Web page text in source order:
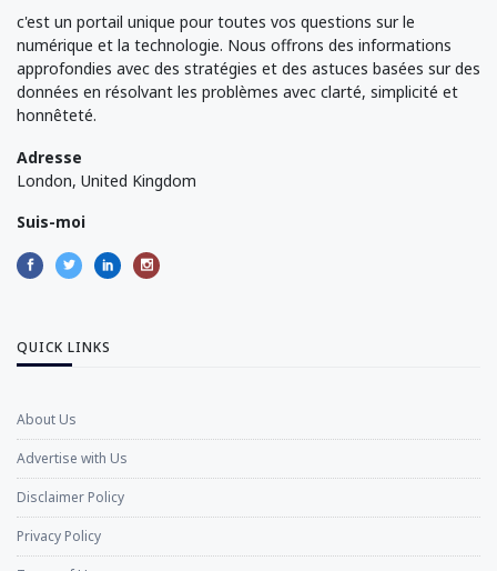
c'est un portail unique pour toutes vos questions sur le
numérique et la technologie. Nous offrons des informations
approfondies avec des stratégies et des astuces basées sur des
données en résolvant les problèmes avec clarté, simplicité et
honnêteté.
Adresse
London, United Kingdom
Suis-moi
QUICK LINKS
About Us
Advertise with Us
Disclaimer Policy
Privacy Policy